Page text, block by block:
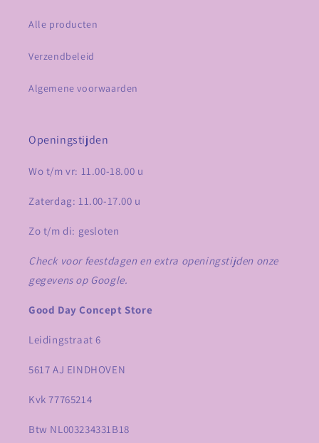
Alle producten
Verzendbeleid
Algemene voorwaarden
Openingstijden
Wo t/m vr: 11.00-18.00 u
Zaterdag: 11.00-17.00 u
Zo t/m di: gesloten
Check voor feestdagen en extra openingstijden onze
gegevens op Google.
Good Day Concept Store
Leidingstraat 6
5617 AJ EINDHOVEN
Kvk 77765214
Btw NL003234331B18